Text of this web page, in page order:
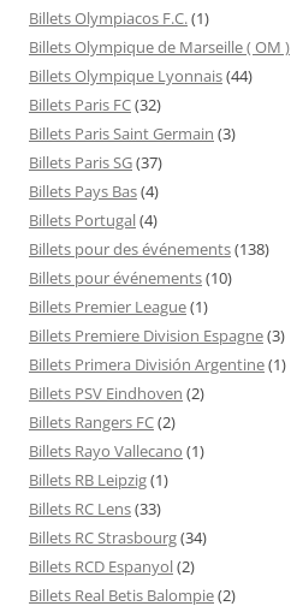
Billets Olympiacos F.C.(1)
Billets Olympique de Marseille ( OM )
Billets Olympique Lyonnais(44)
Billets Paris FC(32)
Billets Paris Saint Germain (3)
Billets Paris SG(37)
Billets Pays Bas(4)
Billets Portugal(4)
Billets pour des événements(138)
Billets pour événements(10)
Billets Premier League(1)
Billets Premiere Division Espagne(3)
Billets Primera División Argentine(1)
Billets PSV Eindhoven (2)
Billets Rangers FC(2)
Billets Rayo Vallecano (1)
Billets RB Leipzig(1)
Billets RC Lens(33)
Billets RC Strasbourg(34)
Billets RCD Espanyol(2)
Billets Real Betis Balompie(2)